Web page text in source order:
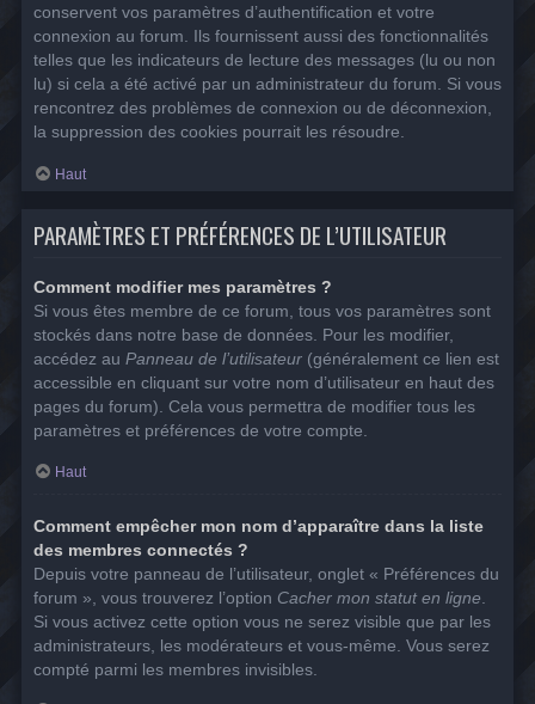
conservent vos paramètres d’authentification et votre
connexion au forum. Ils fournissent aussi des fonctionnalités
telles que les indicateurs de lecture des messages (lu ou non
lu) si cela a été activé par un administrateur du forum. Si vous
rencontrez des problèmes de connexion ou de déconnexion,
la suppression des cookies pourrait les résoudre.
Haut
PARAMÈTRES ET PRÉFÉRENCES DE L’UTILISATEUR
Comment modifier mes paramètres ?
Si vous êtes membre de ce forum, tous vos paramètres sont
stockés dans notre base de données. Pour les modifier,
accédez au Panneau de l’utilisateur (généralement ce lien est
accessible en cliquant sur votre nom d’utilisateur en haut des
pages du forum). Cela vous permettra de modifier tous les
paramètres et préférences de votre compte.
Haut
Comment empêcher mon nom d’apparaître dans la liste
des membres connectés ?
Depuis votre panneau de l’utilisateur, onglet « Préférences du
forum », vous trouverez l’option Cacher mon statut en ligne
Si vous activez cette option vous ne serez visible que par les
administrateurs, les modérateurs et vous-même. Vous serez
compté parmi les membres invisibles.